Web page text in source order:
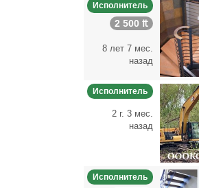
Исполнитель
2 500 ₶
8 лет 7 мес.
назад
Исполнитель
2 г. 3 мес.
назад
Исполнитель